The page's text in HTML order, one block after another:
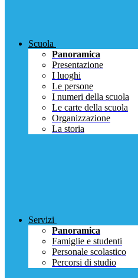
Scuola
Panoramica
Presentazione
I luoghi
Le persone
I numeri della scuola
Le carte della scuola
Organizzazione
La storia
Servizi
Panoramica
Famiglie e studenti
Personale scolastico
Percorsi di studio